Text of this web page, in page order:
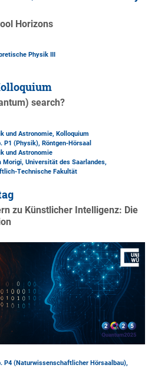
Horizons
Physik III
search?
und Astronomie, Kolloquium
P1 (Physik), Röntgen-Hörsaal
und Astronomie
Morigi, Universität des Saarlandes,
Technische Fakultät
zu Künstlicher Intelligenz: Die
P4 (Naturwissenschaftlicher Hörsaalbau),